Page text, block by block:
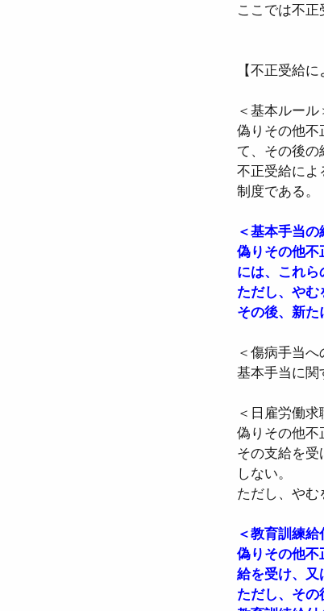
●確定給付企業年
ここでは不正
【不正受給
＜基本ルール
偽りその他不
て、その後の
不正受給によ
制度である。
＜基本手当
偽りその他不
には、これら
ただし、やむ
その後、新た
＜傷病手当
基本手当に関
＜日雇労働
偽りその他不
その支給を
しない。
ただし、やむ
＜教育訓練
偽りその他不
給を受け、又
ただし、その